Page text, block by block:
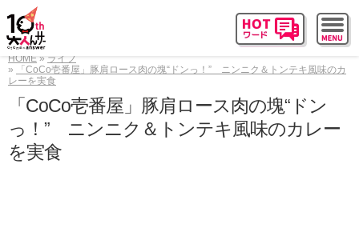
HOME
ライフ
「CoCo壱番屋」豚肩ロース肉の塊“ドンっ！” ニンニク＆トンテキ風味のカ
レーを実食
「CoCo壱番屋」豚肩ロース肉の塊“ドン
っ！” ニンニク＆トンテキ風味のカレー
を実食